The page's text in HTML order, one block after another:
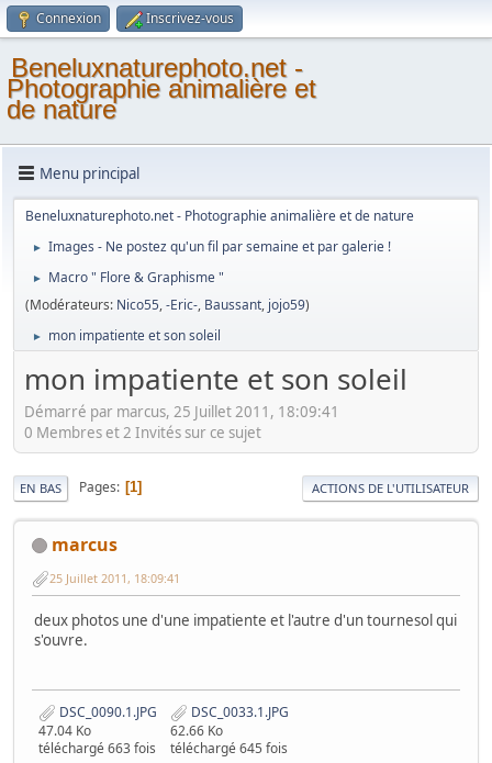
Connexion Inscrivez-vous
Beneluxnaturephoto.net -
Photographie animalière et
de nature
Menu principal
Beneluxnaturephoto.net - Photographie animalière et de nature
► Images - Ne postez qu'un fil par semaine et par galerie !
►
Macro " Flore & Graphisme "
(Modérateurs: Nico55,-Eric-, Baussant, jojo59)
► mon impatiente et son soleil
mon impatiente et son soleil
Démarré par marcus, 25 Juillet 2011, 18:09:41
0 Membres et 2 Invités sur ce sujet
EN BAS Pages 1 ACTIONS DE L'UTILISATEUR
marcus
25 Juillet 2011, 18:09:41
deux photos une d'une impatiente et l'autre d'un tournesol qui
s'ouvre.
DSC_0090.1.JPG
47.04 Ko
téléchargé 663 fois
DSC_0033.1.JPG
62.66 Ko
téléchargé 645 fois